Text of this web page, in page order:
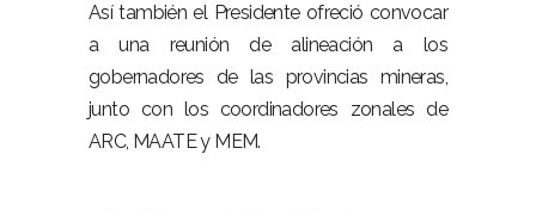
Así también el Presidente ofreció convocar
a una reunión de alineación a los
gobernadores de las provincias mineras,
junto con los coordinadores zonales de
ARC, MAATE y MEM.